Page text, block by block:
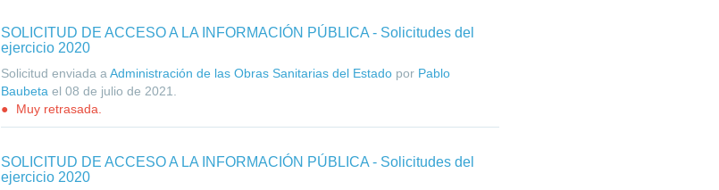
SOLICITUD DE ACCESO A LA INFORMACIÓN PÚBLICA - Solicitudes del
ejercicio 2020
Solicitud enviada a Administración de las Obras Sanitarias del Estadopor Pablo
Baubeta el 08 de julio de 2021
Muy retrasada.
SOLICITUD DE ACCESO A LA INFORMACIÓN PÚBLICA - Solicitudes del
ejercicio 2020